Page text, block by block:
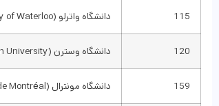
115 دانشگاه واترلو (University of Waterloo)
120 دانشگاه وسترن (Western University)
159 دانشگاه مونترال (Université de Montréal)